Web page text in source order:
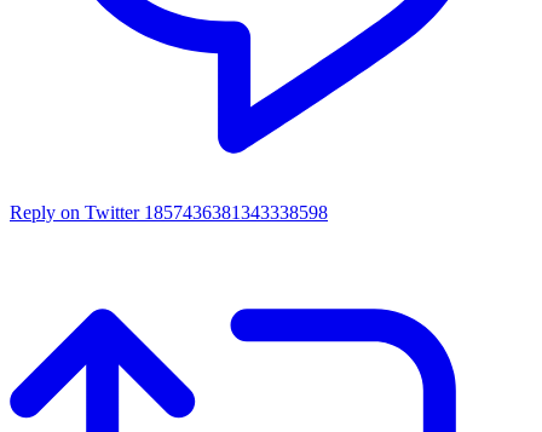
Reply on Twitter 1857436381343338598